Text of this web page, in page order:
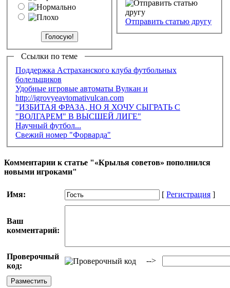
Отправить статью другу
Ссылки по теме
Поддержка Астраханского клуба футбольных
болельщиков
Удобные игровые автоматы Вулкан и
http://igrovyeavtomativulcan.com
"ИЗБИТАЯ ФРАЗА, НО Я ХОЧУ СЫГРАТЬ С
"ВОЛГАРЕМ" В ВЫСШЕЙ ЛИГЕ"
Научный футбол...
Свежий номер "Форварда"
Комментарии к статье "«Крылья советов» пополнился
новыми игроками"
Имя: [ Регистрация ]
Ваш
комментарий:
Проверочный
код:
-->